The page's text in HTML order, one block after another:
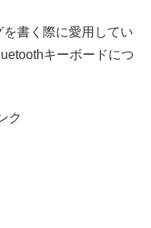
書く際に愛用してい
キーボードにつ
ク